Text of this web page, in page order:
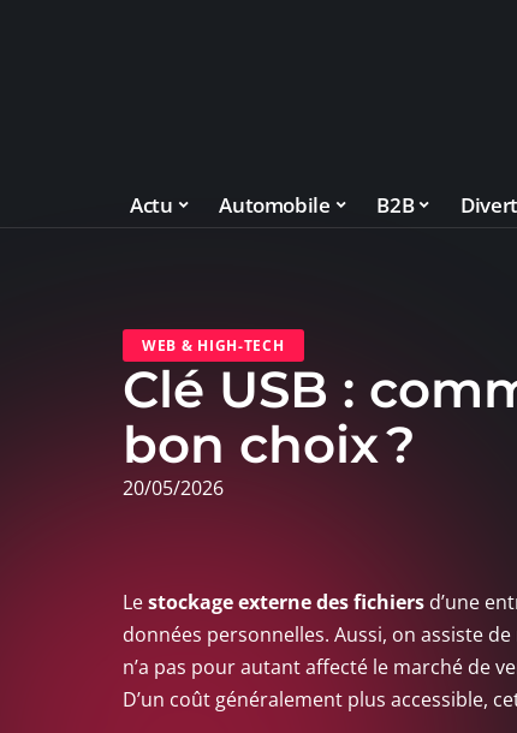
Actu Automobile B2B
WEB & HIGH-TECH
Clé USB :
bon choix ?
20/05/2026
Lestockage externe des fichiers d’une
données personnelles. Aussi, on assiste
n’a pas pour autant affecté le marché de
D’un coût généralement plus accessible,